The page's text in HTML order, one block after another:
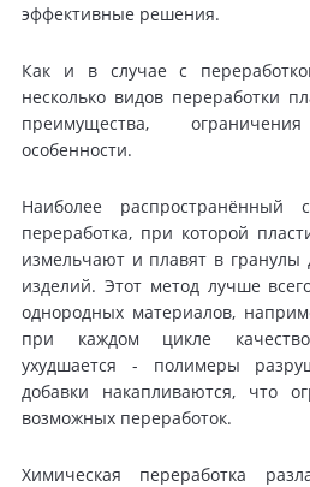
эффективные решения.
Как и в случае с
несколько видов переработки
преимущества,
особенности.
Наиболее распространённый
переработка, при которой
измельчают и плавят в гранулы
изделий. Этот метод лучше
однородных материалов,
при каждом цикле
ухудшается - полимеры
добавки накапливаются, что
возможных переработок.
Химическая переработка